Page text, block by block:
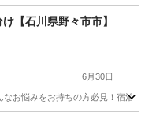
【石川県野々市市】
6月30日
お悩みをお持ちの方必見！宿